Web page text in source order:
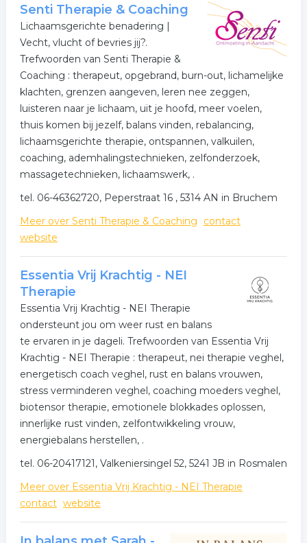
Senti Therapie & Coaching
Lichaamsgerichte benadering |
Vecht, vlucht of bevries jij?.
Trefwoorden van Senti Therapie &
Coaching : therapeut, opgebrand, burn-out, lichamelijke
klachten, grenzen aangeven, leren nee zeggen,
luisteren naar je lichaam, uit je hoofd, meer voelen,
thuis komen bij jezelf, balans vinden, rebalancing,
lichaamsgerichte therapie, ontspannen, valkuilen,
coaching, ademhalingstechnieken, zelfonderzoek,
massagetechnieken, lichaamswerk, .
tel. 06-46362720, Peperstraat 16 , 5314 AN in Bruchem
Meer over Senti Therapie & Coaching
contact
website
Essentia Vrij Krachtig - NEI
Therapie
Essentia Vrij Krachtig - NEI Therapie
ondersteunt jou om weer rust en balans
te ervaren in je dageli. Trefwoorden van Essentia Vrij
Krachtig - NEI Therapie : therapeut, nei therapie veghel,
energetisch coach veghel, rust en balans vrouwen,
stress verminderen veghel, coaching moeders veghel,
biotensor therapie, emotionele blokkades oplossen,
innerlijke rust vinden, zelfontwikkeling vrouw,
energiebalans herstellen, .
tel. 06-20417121, Valkeniersingel 52, 5241 JB in Rosmalen
Meer over Essentia Vrij Krachtig - NEI Therapie
contact website